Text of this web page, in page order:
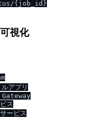
{job_id}
視化
アプリ
Gateway
ス
ービス